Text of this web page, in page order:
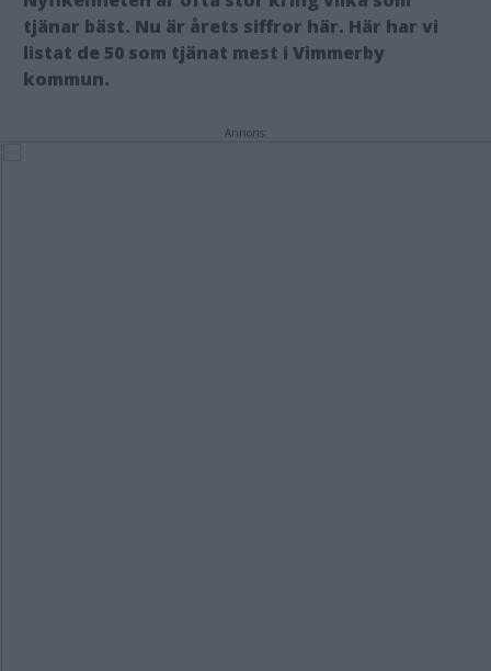
tjänar bäst. Nu är årets siffror här. Här har vi
listat de 50 som tjänat mest i Vimmerby
kommun.
Annons: